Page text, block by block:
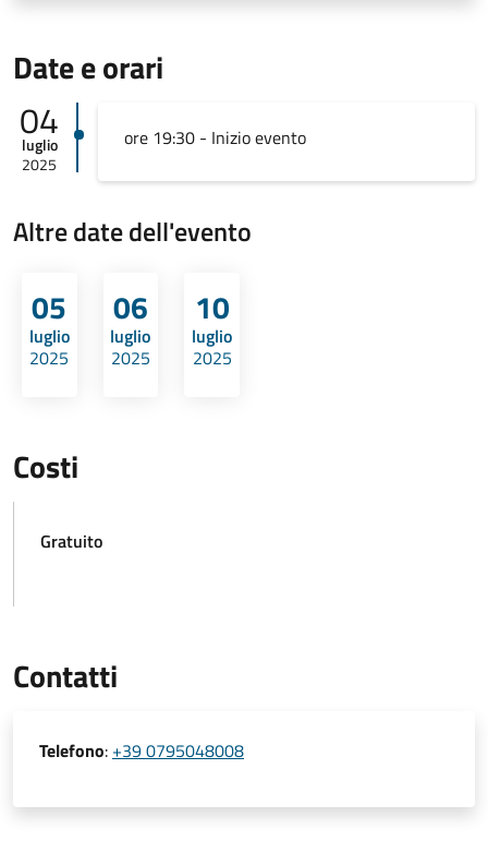
Date e orari
04
luglio
2025
ore 19:30 - Inizio evento
Altre date dell'evento
05
luglio
2025
06
luglio
2025
10
luglio
2025
Costi
Gratuito
Contatti
Telefono: +39 0795048008